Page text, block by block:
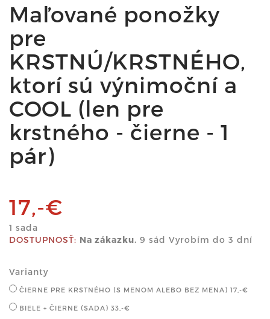
Maľované ponožky
pre
KRSTNÚ/KRSTNÉHO,
ktorí sú výnimoční a
COOL (len pre
krstného - čierne - 1
pár)
17,-€
1 sada
DOSTUPNOSŤ: Na zákazku. 9 sád Vyrobím do 3 dní
Varianty
ČIERNE PRE KRSTNÉHO (S MENOM ALEBO BEZ MENA) 17,-€
BIELE + ČIERNE (SADA) 33,-€